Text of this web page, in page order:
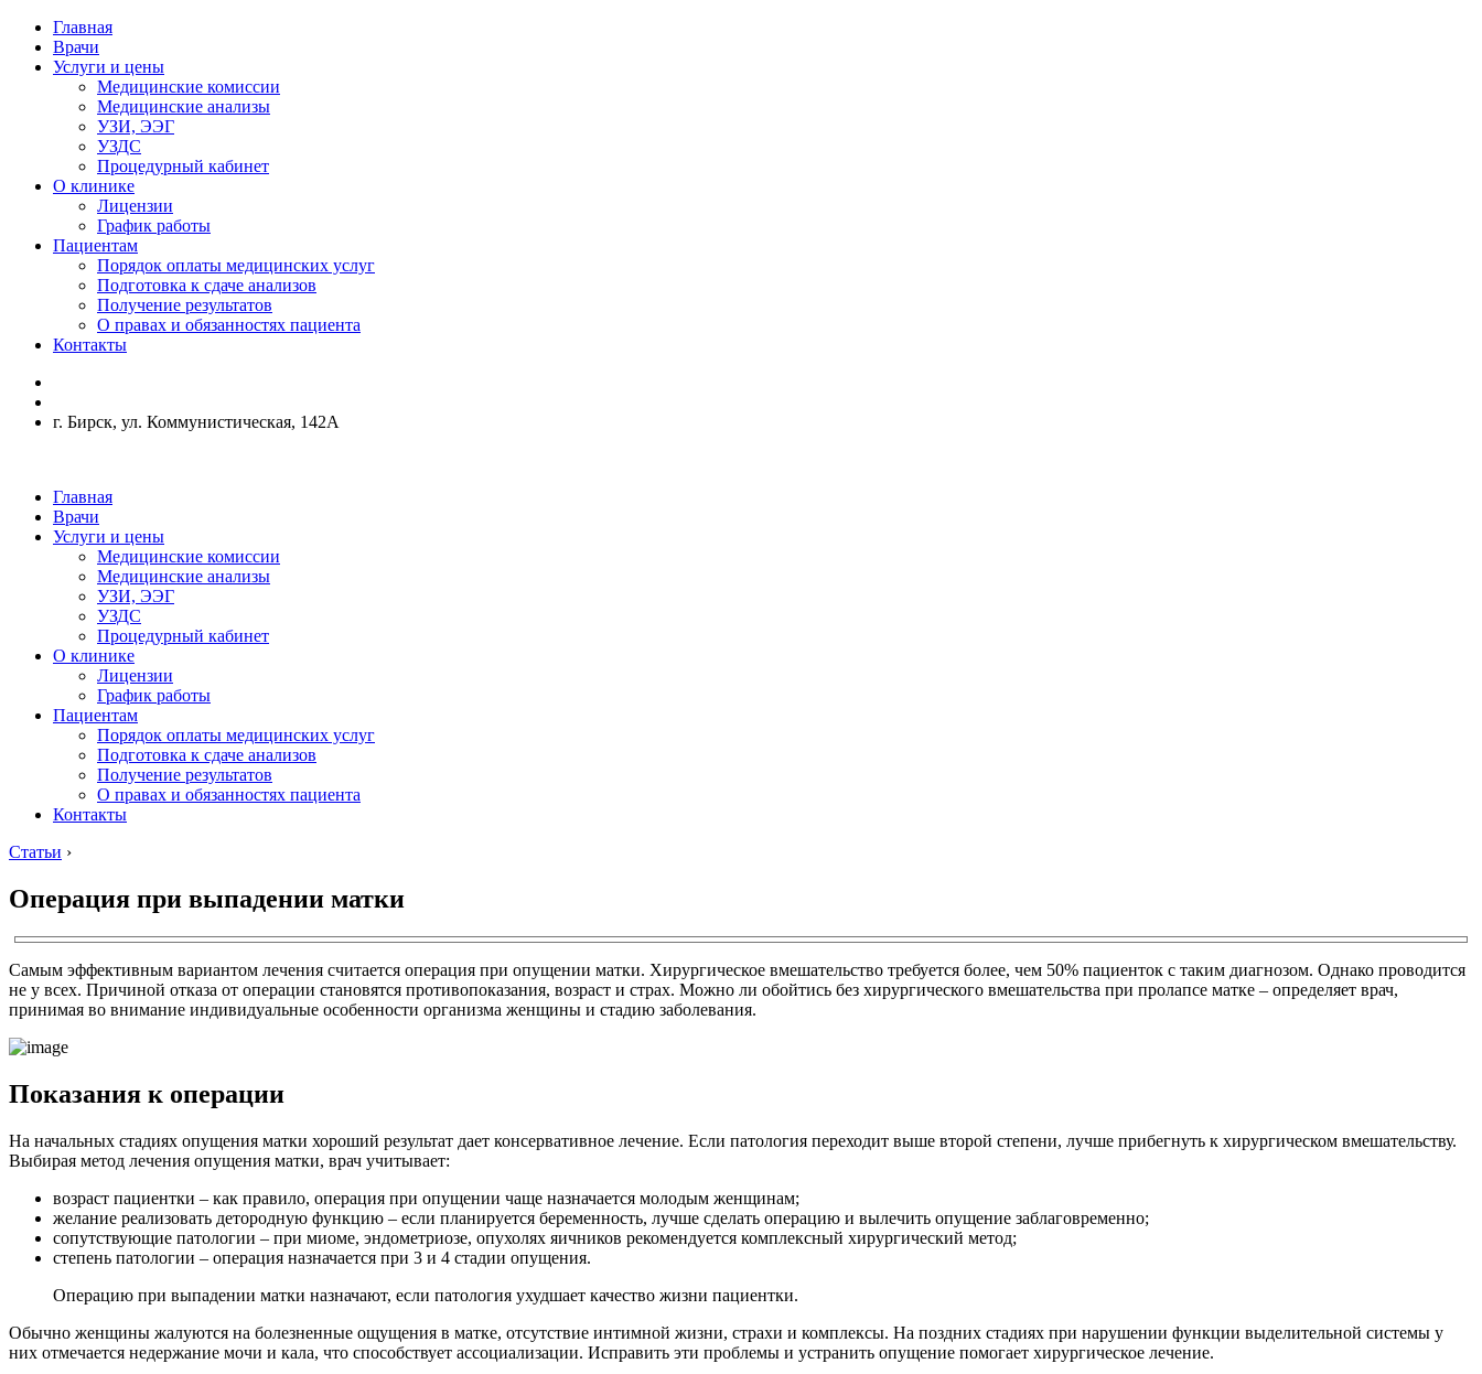
Главная
Врачи
Услуги и цены
Медицинские комиссии
Медицинские анализы
УЗИ, ЭЭГ
УЗДС
Процедурный кабинет
О клинике
Лицензии
График работы
Пациентам
Порядок оплаты медицинских услуг
Подготовка к сдаче анализов
Получение результатов
О правах и обязанностях пациента
Контакты
г. Бирск, ул. Коммунистическая, 142А
Главная
Врачи
Услуги и цены
Медицинские комиссии
Медицинские анализы
УЗИ, ЭЭГ
УЗДС
Процедурный кабинет
О клинике
Лицензии
График работы
Пациентам
Порядок оплаты медицинских услуг
Подготовка к сдаче анализов
Получение результатов
О правах и обязанностях пациента
Контакты
Статьи ›
Операция при выпадении матки
Самым эффективным вариантом лечения считается операция при опущении матки. Хирургическое вмешательство требуется более, чем 50% пациенток с таким диагнозом. Однако проводится
не у всех. Причиной отказа от операции становятся противопоказания, возраст и страх. Можно ли обойтись без хирургического вмешательства при пролапсе матке – определяет врач,
принимая во внимание индивидуальные особенности организма женщины и стадию заболевания.
Показания к операции
На начальных стадиях опущения матки хороший результат дает консервативное лечение. Если патология переходит выше второй степени, лучше прибегнуть к хирургическом вмешательству.
Выбирая метод лечения опущения матки, врач учитывает:
возраст пациентки – как правило, операция при опущении чаще назначается молодым женщинам;
желание реализовать детородную функцию – если планируется беременность, лучше сделать операцию и вылечить опущение заблаговременно;
сопутствующие патологии – при миоме, эндометриозе, опухолях яичников рекомендуется комплексный хирургический метод;
степень патологии – операция назначается при 3 и 4 стадии опущения.
Операцию при выпадении матки назначают, если патология ухудшает качество жизни пациентки.
Обычно женщины жалуются на болезненные ощущения в матке, отсутствие интимной жизни, страхи и комплексы. На поздних стадиях при нарушении функции выделительной системы у
них отмечается недержание мочи и кала, что способствует ассоциализации. Исправить эти проблемы и устранить опущение помогает хирургическое лечение.